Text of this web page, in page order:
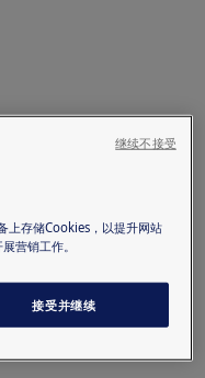
上存储Cookies，以提升网站
营销工作。
接受并继续
继续不接受